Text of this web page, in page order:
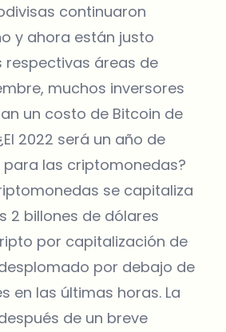
continuaron
y ahora están justo
respectivas áreas de
muchos inversores
un costo de Bitcoin de
2022 será un año de
las criptomonedas?
se capitaliza
2 billones de dólares
por capitalización de
por debajo de
en las últimas horas. La
de un breve